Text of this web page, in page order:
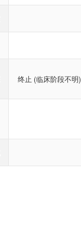
终止 (临床阶段不明)